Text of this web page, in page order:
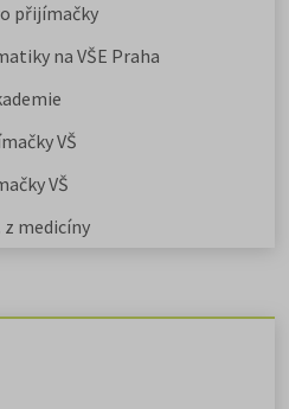
vysokých školách od uměleckých
po ekonomické či technické.
Pedagogicky zaměřené obory
nabízejí také soukromé vysoké
školy.
zaměřené obory a
uvádíme v samostatném článku.
Chystáte se na humanitní
Stáhněte si zdarma e-book s
přehledem humanitních fakult,
přijímačky
na VŠE Praha
VŠ
VŠ
medicíny